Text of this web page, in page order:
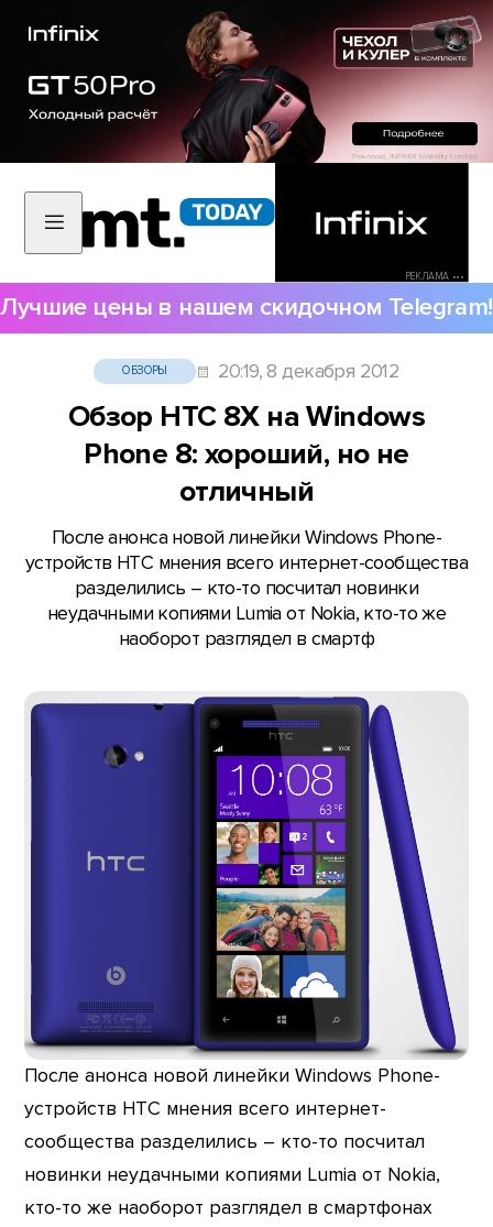
РЕКЛАМА •••
Лучшие цены в нашем скидочном Telegram!
ОБЗОРЫ 20:19, 8 декабря 2012
Обзор HTC 8X на Windows
Phone 8: хороший, но не
отличный
После анонса новой линейки Windows Phone-
устройств HTC мнения всего интернет-сообщества
разделились – кто-то посчитал новинки
неудачными копиями Lumia от Nokia, кто-то же
наоборот разглядел в смартф
После анонса новой линейки Windows Phone-
устройств HTC мнения всего интернет-
сообщества разделились – кто-то посчитал
новинки неудачными копиями Lumia от Nokia,
кто-то же наоборот разглядел в смартфонах